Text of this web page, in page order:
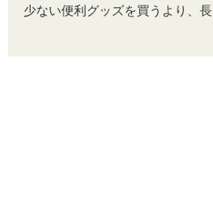
少ない便利グッズを買うより、